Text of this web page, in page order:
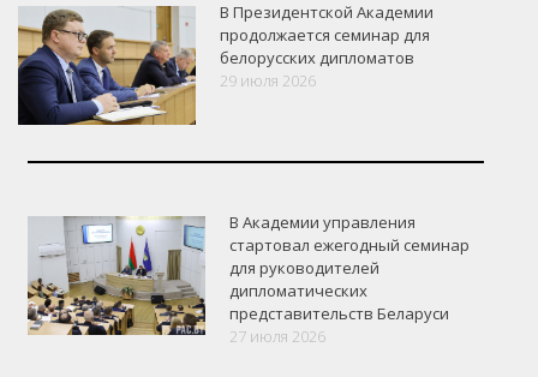
В Президентской Академии
продолжается семинар для
белорусских дипломатов
29 июля 2026
В Академии управления
стартовал ежегодный семинар
для руководителей
дипломатических
представительств Беларуси
27 июля 2026